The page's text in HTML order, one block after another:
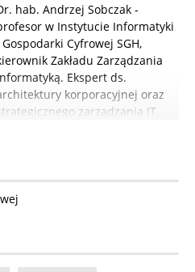
hab. Andrzej Sobczak -
w Instytucie Informatyki
Gospodarki Cyfrowej SGH,
Zakładu Zarządzania
Ekspert ds.
korporacyjnej oraz
zarządzania IT.